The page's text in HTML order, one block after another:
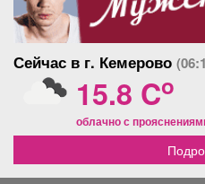
Сейчас в г. Кемерово
15.8 Co
облачно с